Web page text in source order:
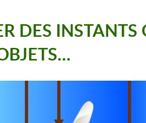
DES INSTANTS